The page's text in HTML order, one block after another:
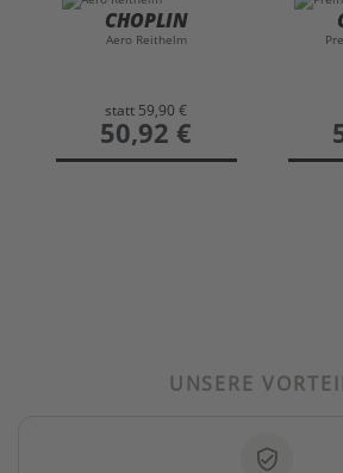
CHOPLIN
Aero Reithelm
statt 59,90 €
preis
50,92 €
UNSERE
verified_user